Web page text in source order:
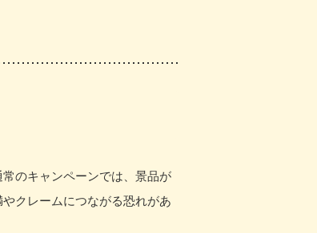
のキャンペーンでは、景品が
クレームにつながる恐れがあ